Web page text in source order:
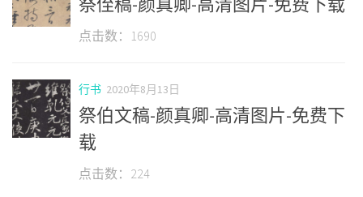
点击数：1690
行书 2020年8月13日
祭伯文稿-颜真卿-高清图片-免费下
载
点击数：224